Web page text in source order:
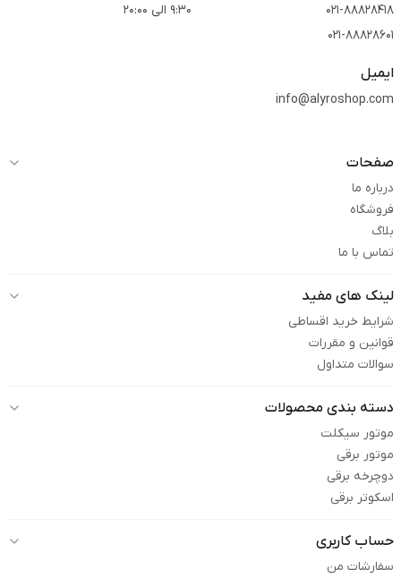
021-88828418
021-88828601
9:30 الی 20:00
ایمیل
info@alyroshop.com
صفحات
درباره ما
فروشگاه
بلاگ
تماس با ما
لینک های مفید
شرایط خرید اقساطی
قوانین و مقررات
سوالات متداول
دسته بندی محصولات
موتور سیکلت
موتور برقی
دوچرخه برقی
اسکوتر برقی
حساب کاربری
سفارشات من